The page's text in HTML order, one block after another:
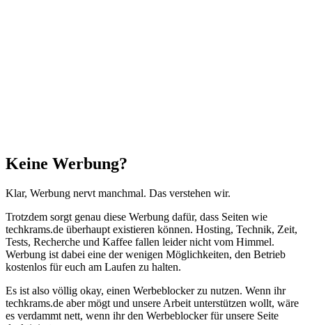
Schließen
Keine Werbung?
Klar, Werbung nervt manchmal. Das verstehen wir.
Trotzdem sorgt genau diese Werbung dafür, dass Seiten wie
techkrams.de überhaupt existieren können. Hosting, Technik, Zeit,
Tests, Recherche und Kaffee fallen leider nicht vom Himmel.
Werbung ist dabei eine der wenigen Möglichkeiten, den Betrieb
kostenlos für euch am Laufen zu halten.
Es ist also völlig okay, einen Werbeblocker zu nutzen. Wenn ihr
techkrams.de aber mögt und unsere Arbeit unterstützen wollt, wäre
es verdammt nett, wenn ihr den Werbeblocker für unsere Seite